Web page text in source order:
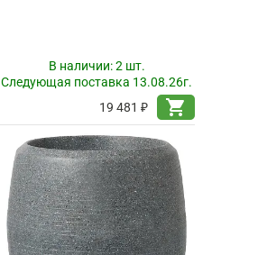
В наличии:2 шт.
Следующая поставка 13.08.26г.
19 481 ₽
shopping_cart